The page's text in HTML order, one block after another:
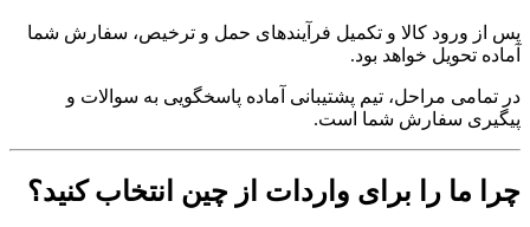
پس از ورود کالا و تکمیل فرآیندهای حمل و ترخیص، سفارش شما
آماده تحویل خواهد بود.
در تمامی مراحل، تیم پشتیبانی آماده پاسخگویی به سوالات و
پیگیری سفارش شما است.
چرا ما را برای واردات از چین انتخاب کنید؟